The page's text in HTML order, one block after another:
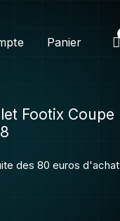
Panier
Footix Coupe
des 80 euros d'achat
oreillet
monde